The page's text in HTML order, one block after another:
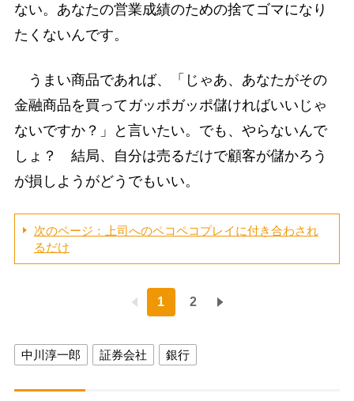
ない。あなたの営業成績のための捨てゴマになり
たくないんです。
うまい商品であれば、「じゃあ、あなたがその
金融商品を買ってガッポガッポ儲ければいいじゃ
ないですか？」と言いたい。でも、やらないんで
しょ？ 結局、自分は売るだけで顧客が儲かろう
が損しようがどうでもいい。
次のページ：上司へのペコペコプレイに付き合わされ
るだけ
1 2
中川淳一郎 証券会社 銀行